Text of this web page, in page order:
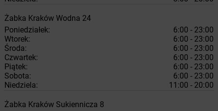
Żabka Kraków Wodna 24
Poniedziałek:
6:00 - 23:00
Wtorek:
6:00 - 23:00
Środa:
6:00 - 23:00
Czwartek:
6:00 - 23:00
Piątek:
6:00 - 23:00
Sobota:
6:00 - 23:00
Niedziela:
11:00 - 20:00
Żabka Kraków Sukiennicza 8